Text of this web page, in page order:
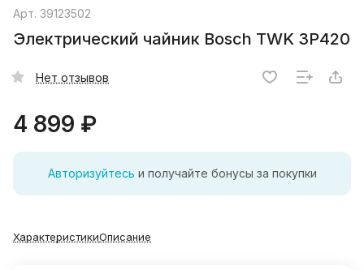
Арт. 39123502
Электрический чайник Bosch TWK 3P420
Нет отзывов
4 899 ₽
Авторизуйтесь и получайте бонусы за покупки
ХарактеристикиОписание